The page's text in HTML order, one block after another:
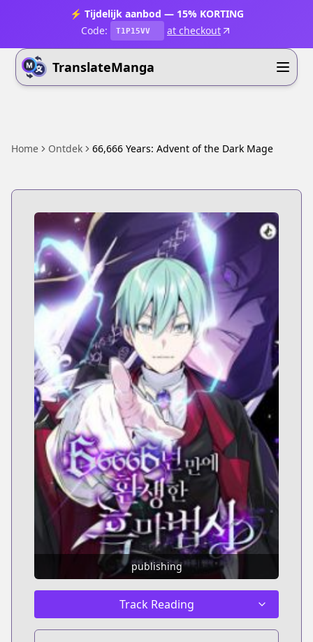
⚡ Tijdelijk aanbod — 15% KORTING
Code:
T1P15VV at checkout
TranslateManga
Home Ontdek 66,666 Years: Advent of the Dark Mage
publishing
Track Reading